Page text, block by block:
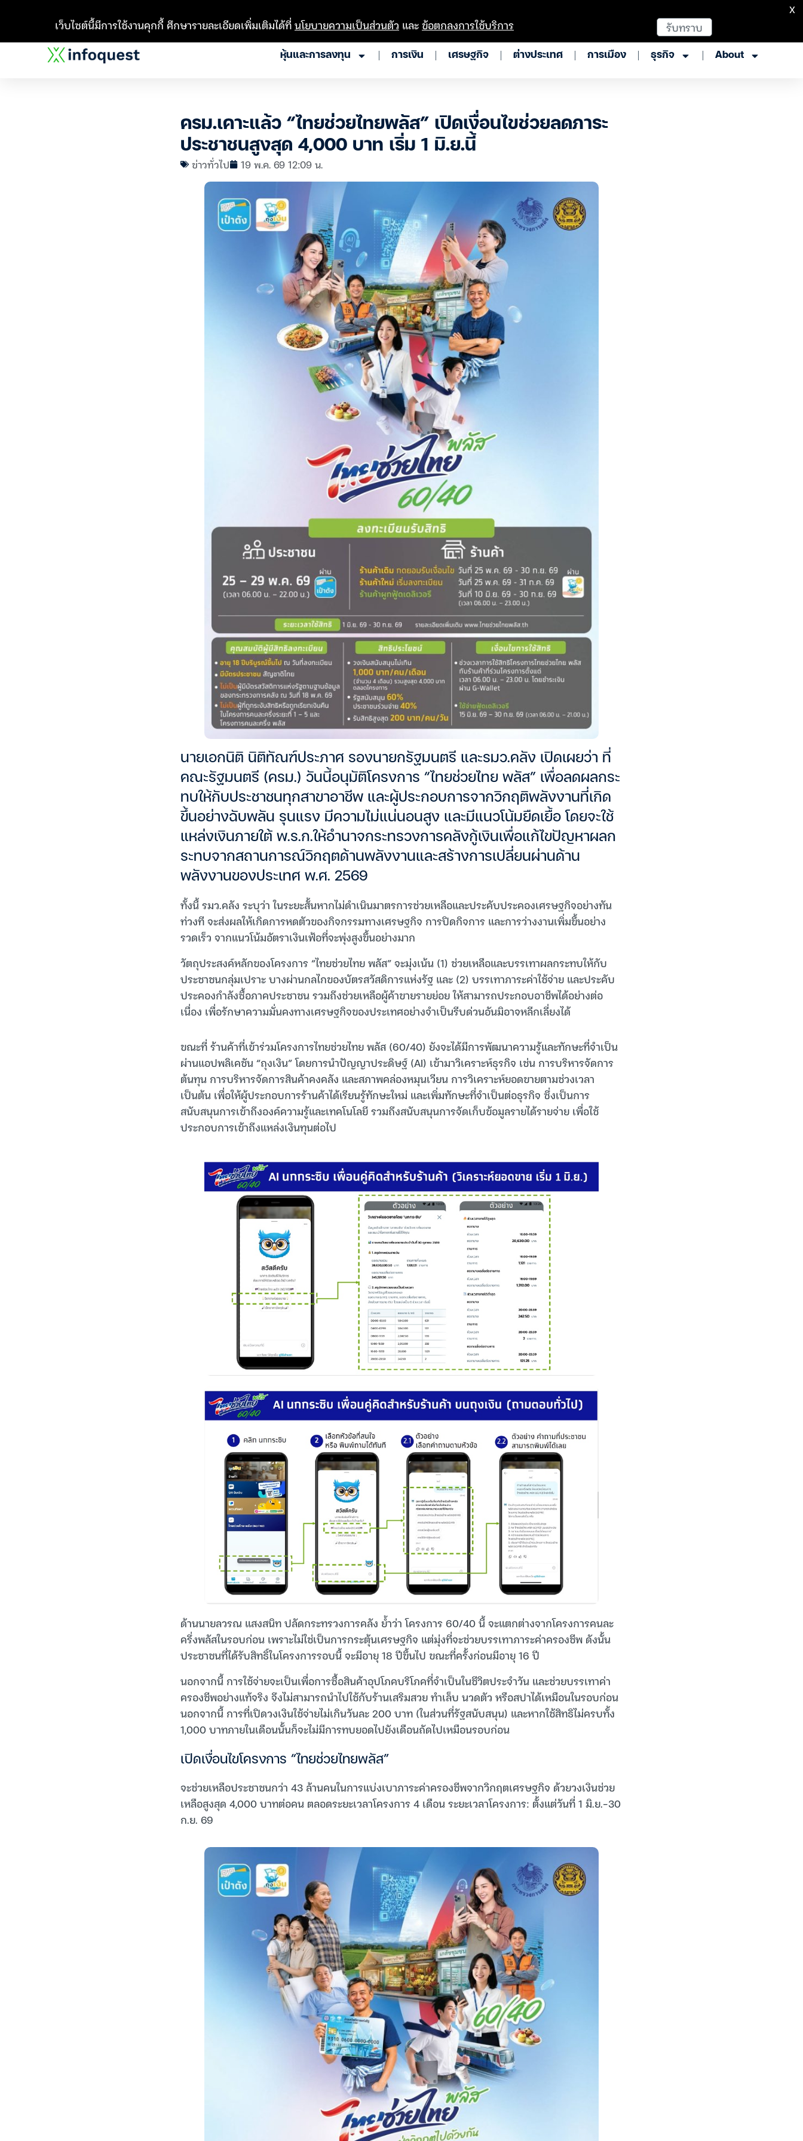
หุ้นและการลงทุน การเงิน เศรษฐกิจ ต่างประเทศ การเมือง ธุรกิจ About
ครม.เคาะแล้ว “ไทยช่วยไทยพลัส” เปิดเงื่อนไขช่วยลดภาระ
ประชาชนสูงสุด 4,000 บาท เริ่ม 1 มิ.ย.นี้
ข่าวทั่วไป 19 พ.ค. 69 12:09 น.
นายเอกนิติ นิติทัณฑ์ประภาศ รองนายกรัฐมนตรี และรมว.คลัง เปิดเผยว่า ที่
คณะรัฐมนตรี (ครม.) วันนี้อนุมัติโครงการ “ไทยช่วยไทย พลัส” เพื่อลดผลกระ
ทบให้กับประชาชนทุกสาขาอาชีพ และผู้ประกอบการจากวิกฤติพลังงานที่เกิด
ขึ้นอย่างฉับพลัน รุนแรง มีความไม่แน่นอนสูง และมีแนวโน้มยืดเยื้อ โดยจะใช้
แหล่งเงินภายใต้ พ.ร.ก.ให้อำนาจกระทรวงการคลังกู้เงินเพื่อแก้ไขปัญหาผลก
ระทบจากสถานการณ์วิกฤตด้านพลังงานและสร้างการเปลี่ยนผ่านด้าน
พลังงานของประเทศ พ.ศ. 2569
ทั้งนี้ รมว.คลัง ระบุว่า ในระยะสั้นหากไม่ดำเนินมาตรการช่วยเหลือและประคับประคองเศรษฐกิจอย่างทัน
ท่วงที จะส่งผลให้เกิดการหดตัวของกิจกรรมทางเศรษฐกิจ การปิดกิจการ และการว่างงานเพิ่มขึ้นอย่าง
รวดเร็ว จากแนวโน้มอัตราเงินเฟ้อที่จะพุ่งสูงขึ้นอย่างมาก
วัตถุประสงค์หลักของโครงการ “ไทยช่วยไทย พลัส” จะมุ่งเน้น (1) ช่วยเหลือและบรรเทาผลกระทบให้กับ
ประชาชนกลุ่มเปราะ บางผ่านกลไกของบัตรสวัสดิการแห่งรัฐ และ (2) บรรเทาภาระค่าใช้จ่าย และประคับ
ประคองกำลังซื้อภาคประชาชน รวมถึงช่วยเหลือผู้ค้าขายรายย่อย ให้สามารถประกอบอาชีพได้อย่างต่อ
เนื่อง เพื่อรักษาความมั่นคงทางเศรษฐกิจของประเทศอย่างจำเป็นรีบด่วนอันมิอาจหลีกเลี่ยงได้
ขณะที่ ร้านค้าที่เข้าร่วมโครงการไทยช่วยไทย พลัส (60/40) ยังจะได้มีการพัฒนาความรู้และทักษะที่จำเป็น
ผ่านแอปพลิเคชัน “ถุงเงิน” โดยการนำปัญญาประดิษฐ์ (AI) เข้ามาวิเคราะห์ธุรกิจ เช่น การบริหารจัดการ
ต้นทุน การบริหารจัดการสินค้าคงคลัง และสภาพคล่องหมุนเวียน การวิเคราะห์ยอดขายตามช่วงเวลา
เป็นต้น เพื่อให้ผู้ประกอบการร้านค้าได้เรียนรู้ทักษะใหม่ และเพิ่มทักษะที่จำเป็นต่อธุรกิจ ซึ่งเป็นการ
สนับสนุนการเข้าถึงองค์ความรู้และเทคโนโลยี รวมถึงสนับสนุนการจัดเก็บข้อมูลรายได้รายจ่าย เพื่อใช้
ประกอบการเข้าถึงแหล่งเงินทุนต่อไป
ด้านนายลวรณ แสงสนิท ปลัดกระทรวงการคลัง ย้ำว่า โครงการ 60/40 นี้ จะแตกต่างจากโครงการคนละ
ครึ่งพลัสในรอบก่อน เพราะไม่ใช่เป็นการกระตุ้นเศรษฐกิจ แต่มุ่งที่จะช่วยบรรเทาภาระค่าครองชีพ ดังนั้น
ประชาชนที่ได้รับสิทธิ์ในโครงการรอบนี้ จะมีอายุ 18 ปีขึ้นไป ขณะที่ครั้งก่อนมีอายุ 16 ปี
นอกจากนี้ การใช้จ่ายจะเป็นเพื่อการซื้อสินค้าอุปโภคบริโภคที่จำเป็นในชีวิตประจำวัน และช่วยบรรเทาค่า
ครองชีพอย่างแท้จริง จึงไม่สามารถนำไปใช้กับร้านเสริมสวย ทำเล็บ นวดตัว หรือสปาได้เหมือนในรอบก่อน
นอกจากนี้ การที่เปิดวงเงินใช้จ่ายไม่เกินวันละ 200 บาท (ในส่วนที่รัฐสนับสนุน) และหากใช้สิทธิไม่ครบทั้ง
1,000 บาทภายในเดือนนั้นก็จะไม่มีการทบยอดไปยังเดือนถัดไปเหมือนรอบก่อน
เปิดเงื่อนไขโครงการ “ไทยช่วยไทยพลัส”
จะช่วยเหลือประชาชนกว่า 43 ล้านคนในการแบ่งเบาภาระค่าครองชีพจากวิกฤตเศรษฐกิจ ด้วยวงเงินช่วย
เหลือสูงสุด 4,000 บาทต่อคน ตลอดระยะเวลาโครงการ 4 เดือน ระยะเวลาโครงการ: ตั้งแต่วันที่ 1 มิ.ย.-30
ก.ย. 69
เว็บไซต์นี้มีการใช้งานคุกกี้ ศึกษารายละเอียดเพิ่มเติมได้ที่นโยบายความเป็นส่วนตัว และข้อตกลงการใช้บริการ รับทราบ
X